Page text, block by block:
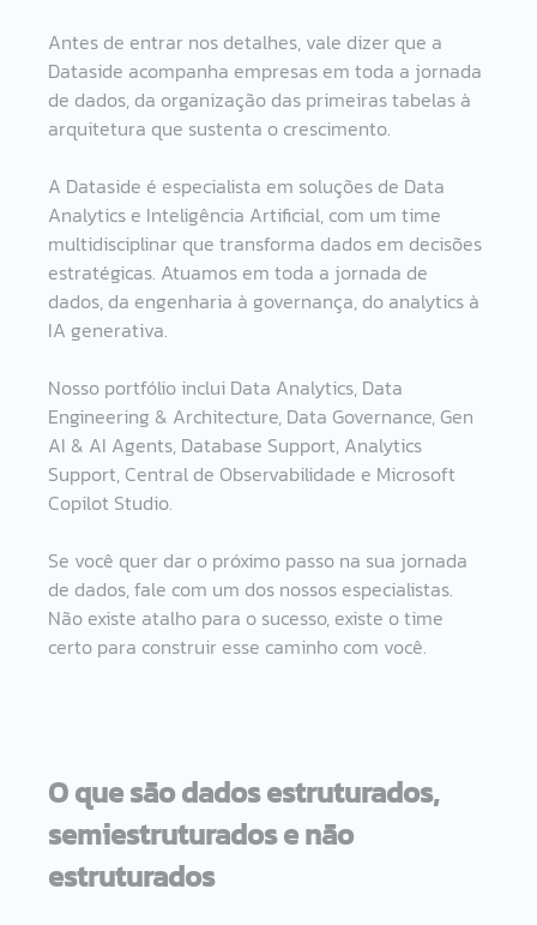
Antes de entrar nos detalhes, vale dizer que a
Dataside acompanha empresas em toda a jornada
de dados, da organização das primeiras tabelas à
arquitetura que sustenta o crescimento.
A Dataside é especialista em soluções de Data
Analytics e Inteligência Artificial, com um time
multidisciplinar que transforma dados em decisões
estratégicas. Atuamos em toda a jornada de
dados, da engenharia à governança, do analytics à
IA generativa.
Nosso portfólio inclui Data Analytics, Data
Engineering & Architecture, Data Governance, Gen
AI & AI Agents, Database Support, Analytics
Support, Central de Observabilidade e Microsoft
Copilot Studio.
Se você quer dar o próximo passo na sua jornada
de dados, fale com um dos nossos especialistas.
Não existe atalho para o sucesso, existe o time
certo para construir esse caminho com você.
O que são dados estruturados,
semiestruturados e não
estruturados